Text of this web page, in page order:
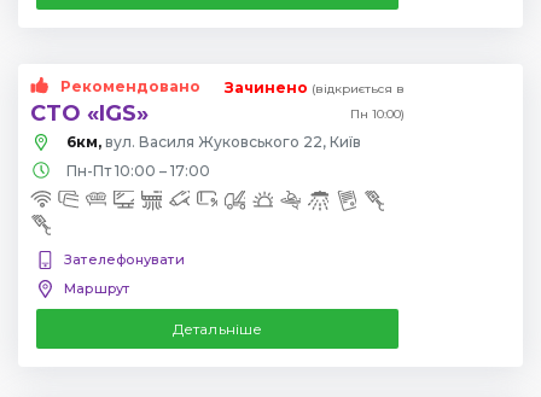
Рекомендовано
СТО «IGS»
Зачинено (відкриється в
Пн 10:00)
6км, вул. Василя Жуковського 22, Київ
Пн-Пт 10:00 – 17:00
Зателефонувати
Маршрут
Детальніше